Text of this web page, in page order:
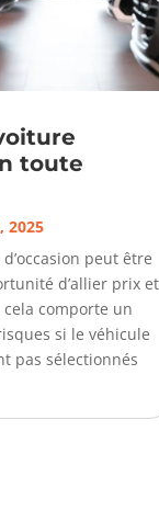
toute
2025
peut être
d’allier prix et
comporte un
si le véhicule
pas sélectionnés